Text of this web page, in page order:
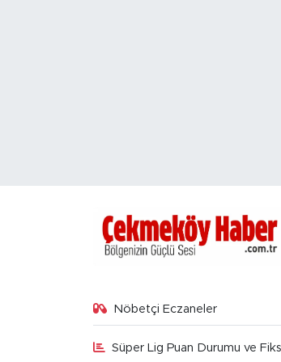
Nöbetçi Eczaneler
Süper Lig Puan Durumu ve